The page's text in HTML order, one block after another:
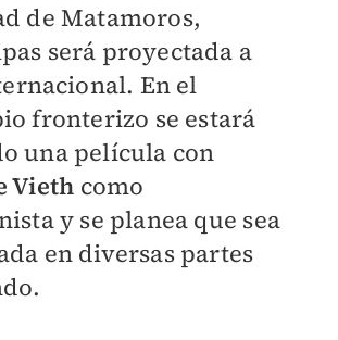
de Matamoros,
será proyectada a
En el
fronterizo se estará
una película con
Vieth como
y se planea que sea
en diversas partes